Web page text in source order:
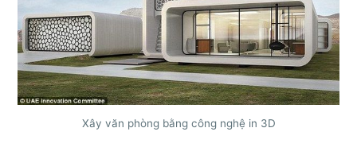
Xây văn phòng bằng công nghệ in 3D